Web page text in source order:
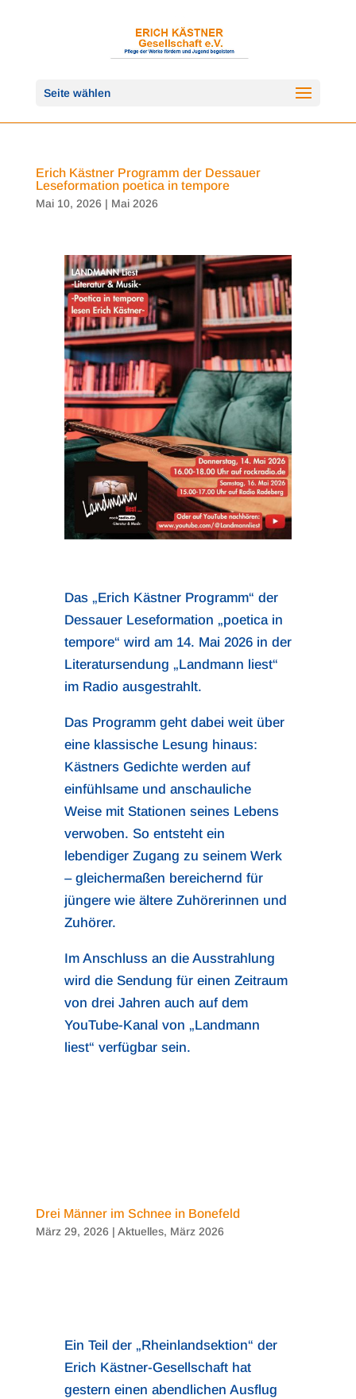
Seite wählen
Erich Kästner Programm der Dessauer
Leseformation poetica in tempore
Mai 10, 2026 | Mai 2026
Das „Erich Kästner Programm“ der
Dessauer Leseformation „poetica in
tempore“ wird am 14. Mai 2026 in der
Literatursendung „Landmann liest“
im Radio ausgestrahlt.
Das Programm geht dabei weit über
eine klassische Lesung hinaus:
Kästners Gedichte werden auf
einfühlsame und anschauliche
Weise mit Stationen seines Lebens
verwoben. So entsteht ein
lebendiger Zugang zu seinem Werk
– gleichermaßen bereichernd für
jüngere wie ältere Zuhörerinnen und
Zuhörer.
Im Anschluss an die Ausstrahlung
wird die Sendung für einen Zeitraum
von drei Jahren auch auf dem
YouTube-Kanal von „Landmann
liest“ verfügbar sein.
Drei Männer im Schnee in Bonefeld
März 29, 2026 | Aktuelles, März 2026
Ein Teil der „Rheinlandsektion“ der
Erich Kästner-Gesellschaft hat
gestern einen abendlichen Ausflug